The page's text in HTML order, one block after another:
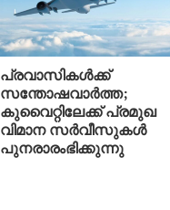
പ്രവാസികൾക്ക്
സന്തോഷവാർത്ത;
കുവൈറ്റിലേക്ക് പ്രമുഖ
വിമാന സർവീസുകൾ
പുനരാരംഭിക്കുന്നു